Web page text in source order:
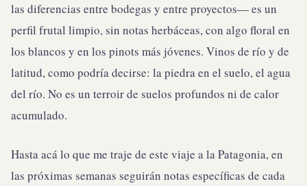
las diferencias entre bodegas y entre proyectos— es un
perfil frutal limpio, sin notas herbáceas, con algo floral en
los blancos y en los pinots más jóvenes. Vinos de río y de
latitud, como podría decirse: la piedra en el suelo, el agua
del río. No es un terroir de suelos profundos ni de calor
acumulado.
Hasta acá lo que me traje de este viaje a la Patagonia, en
las próximas semanas seguirán notas específicas de cada